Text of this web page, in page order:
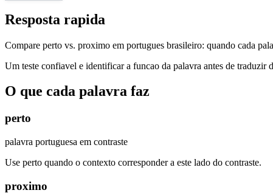
Resposta rapida
Compare perto vs. proximo em portugues brasileiro: quando cada
Um teste confiavel e identificar a funcao da palavra antes de traduzir
O que cada palavra faz
perto
palavra portuguesa em contraste
Use perto quando o contexto corresponder a este lado do contraste.
proximo